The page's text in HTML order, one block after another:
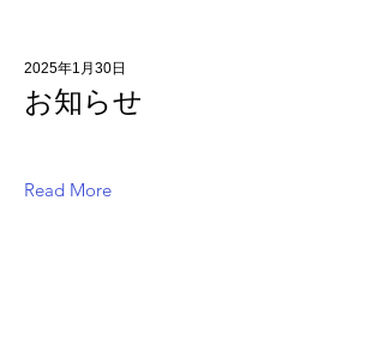
2025年1月30日
お知らせ
Read More